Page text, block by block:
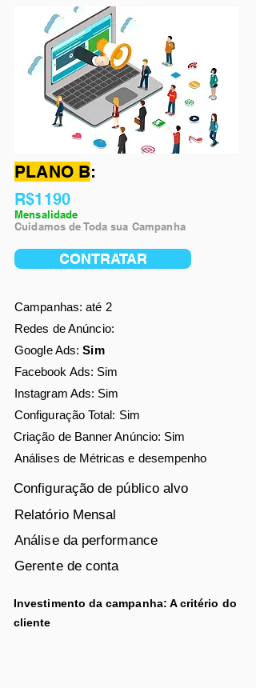
PLANO B:
R$1190
Mensalidade
Cuidamos de Toda sua Campanha
CONTRATAR
Campanhas: até 2
Redes de Anúncio:
Google Ads:Sim
Facebook Ads: Sim
Instagram Ads: Sim
Configuração Total: Sim
Criação de Banner Anúncio: Sim
Análises de Métricas e desempenho
Configuração de público alvo
Relatório Mensal
Análise da performance
Gerente de conta
Investimento da campanha: Acritério do
cliente